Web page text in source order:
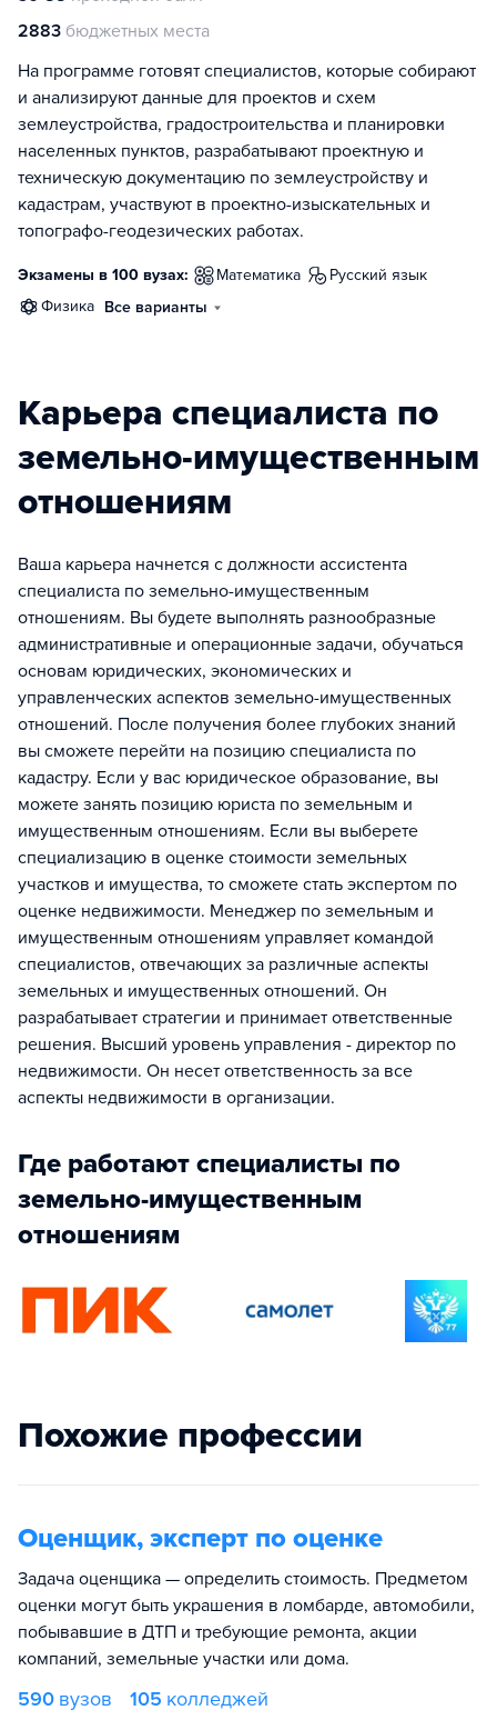
2883 бюджетных места
На программе готовят специалистов, которые собирают
и анализируют данные для проектов и схем
землеустройства, градостроительства и планировки
населенных пунктов, разрабатывают проектную и
техническую документацию по землеустройству и
кадастрам, участвуют в проектно-изыскательных и
топографо-геодезических работах.
Экзамены в 100 вузах: математика
русский язык
физика Все варианты
Карьера специалиста по
земельно-имущественным
отношениям
Ваша карьера начнется с должности ассистента
специалиста по земельно-имущественным
отношениям. Вы будете выполнять разнообразные
административные и операционные задачи, обучаться
основам юридических, экономических и
управленческих аспектов земельно-имущественных
отношений. После получения более глубоких знаний
вы сможете перейти на позицию специалиста по
кадастру. Если у вас юридическое образование, вы
можете занять позицию юриста по земельным и
имущественным отношениям. Если вы выберете
специализацию в оценке стоимости земельных
участков и имущества, то сможете стать экспертом по
оценке недвижимости. Менеджер по земельным и
имущественным отношениям управляет командой
специалистов, отвечающих за различные аспекты
земельных и имущественных отношений. Он
разрабатывает стратегии и принимает ответственные
решения. Высший уровень управления - директор по
недвижимости. Он несет ответственность за все
аспекты недвижимости в организации.
Где работают специалисты по
земельно-имущественным
отношениям
Похожие профессии
Оценщик, эксперт по оценке
Задача оценщика — определить стоимость. Предметом
оценки могут быть украшения в ломбарде, автомобили,
побывавшие в ДТП и требующие ремонта, акции
компаний, земельные участки или дома.
590 вузов 105 колледжей